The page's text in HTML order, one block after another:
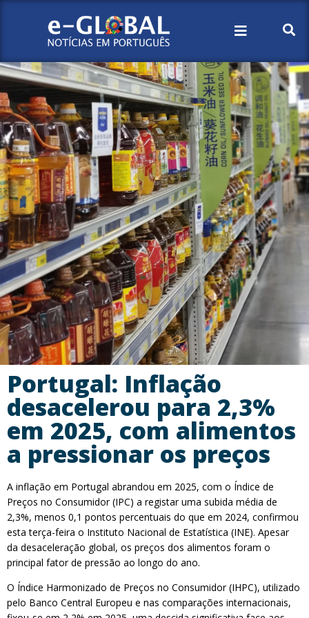
Portugal: Inflação
desacelerou para 2,3%
em 2025, com alimentos
a pressionar os preços
A inflação em Portugal abrandou em 2025, com o Índice de
Preços no Consumidor (IPC) a registar uma subida média de
2,3%, menos 0,1 pontos percentuais do que em 2024, confirmou
esta terça-feira o Instituto Nacional de Estatística (INE). Apesar
da desaceleração global, os preços dos alimentos foram o
principal fator de pressão ao longo do ano.
O Índice Harmonizado de Preços no Consumidor (IHPC), utilizado
pelo Banco Central Europeu e nas comparações internacionais,